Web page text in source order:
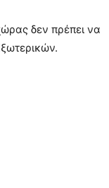
δεν πρέπει να